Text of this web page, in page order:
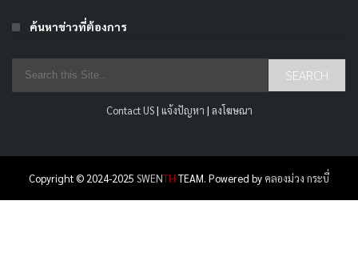
ค้นหาข่าวที่ต้องการ
Contact US| แจ้งปัญหา | ลงโฆษณา
Copyright © 2024-2025 SWENTH TEAM. Powered by คลองม่วง กระบี่